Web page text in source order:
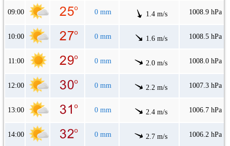
09:00 0 mm 1.4 m/s 1008.9 hPa
10:00 0 mm 1.6 m/s 1008.5 hPa
11:00 0 mm 2.0 m/s 1008.0 hPa
12:00 0 mm 2.2 m/s 1007.3 hPa
13:00 0 mm 2.4 m/s 1006.7 hPa
14:00 0 mm 2.7 m/s 1006.2 hPa